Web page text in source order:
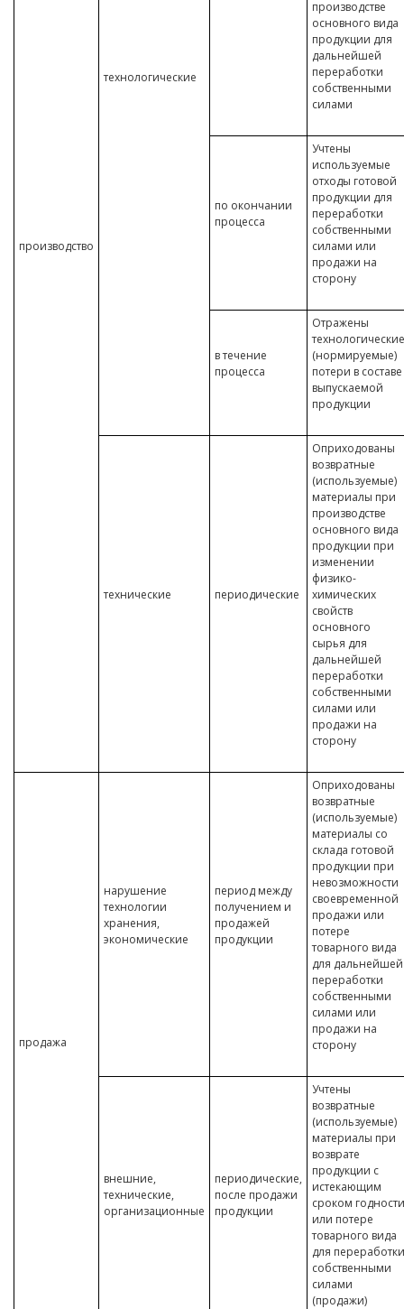
производство
технологические
производстве
основного вида
продукции для
дальнейшей
переработки
собственными
силами
по окончании
процесса
Учтены
используемые
отходы готовой
продукции для
переработки
собственными
силами или
продажи на
сторону
в течение
процесса
Отражены
технологические
(нормируемые)
потери в составе
выпускаемой
продукции
технические периодические
Оприходованы
возвратные
(используемые)
материалы при
производстве
основного вида
продукции при
изменении
физико-
химических
свойств
основного
сырья для
дальнейшей
переработки
собственными
силами или
продажи на
сторону
продажа
нарушение
технологии
хранения,
экономические
период между
получением и
продажей
продукции
Оприходованы
возвратные
(используемые)
материалы со
склада готовой
продукции при
невозможности
своевременной
продажи или
потере
товарного вида
для дальнейшей
переработки
собственными
силами или
продажи на
сторону
внешние,
технические,
организационные
периодические,
после продажи
продукции
Учтены
возвратные
(используемые)
материалы при
возврате
продукции с
истекающим
сроком годности
или потере
товарного вида
для переработки
собственными
силами
(продажи)